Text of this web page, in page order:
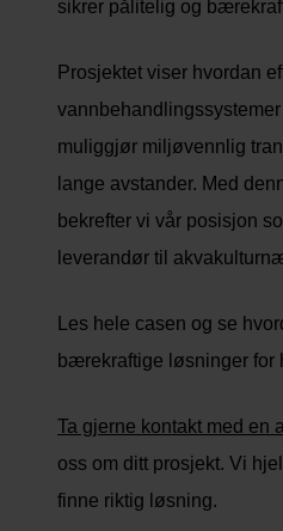
sikrer pålitelig og
Prosjektet viser hvordan
muliggjør miljøvennlig
lange avstander. Med
bekrefter vi vår posisjon
leverandør til
Les hele casen og se
bærekraftige løsninger for
Ta gjerne kontakt med en
oss om ditt prosjekt. Vi
finne riktig løsning.